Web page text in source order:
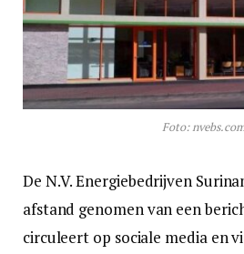
Foto:
De N.V. Energiebedrijven
afstand genomen van een
circuleert op sociale media en